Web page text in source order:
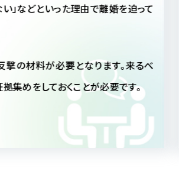
と思います。
偶者が不貞行動をとっていなかった
知ることによって配偶者への信頼も